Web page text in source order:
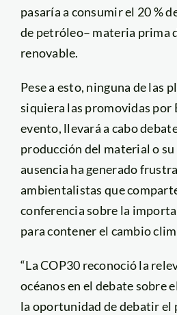
pasaría a consumir el 20 %
de petróleo– materia prima
renovable.
Pese a esto, ninguna de las
siquiera las promovidas por
evento, llevará a cabo
producción del material o
ausencia ha generado
ambientalistas que
conferencia sobre la
para contener el cambio
“La COP30 reconoció la
océanos en el debate sobre
la oportunidad de debatir